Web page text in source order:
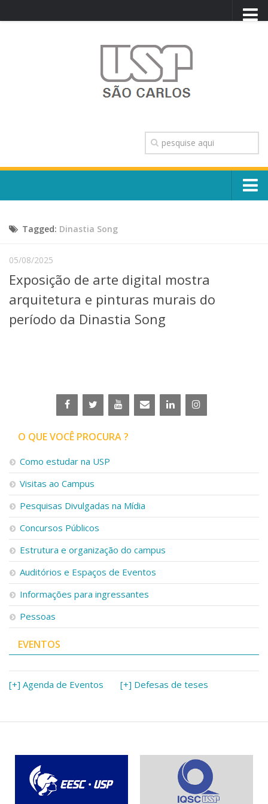
TRANSPARÊNCIA
OUVIDORIA
CONTATO
Escola, Institutos e Órgãos
Núcleos e Comissões
Telefones e Mapas
Pessoas
Ensino
Graduação
Linhas de Pesquisa
Centros, Núcleos e Projetos em Rede
Iniciação Científica
Empresas Juniores
Extensão à Comunidade
Projetos, Programas e Cursos
Artes, Cultura e Esportes
Museus e Espaços Interativos
Serviços
Bibliotecas
Apoio ao Estudante
Segurança, Trânsito e Prevenção
RH, Administrativo e Financeiro
Outros serviços
Comunicação
Assessorias e Mídias
Aplicativos e Sites
Jornal da USP
Agenda de Eventos
Tagged: Dinastia Song
05/08/2025
Exposição de arte digital mostra
arquitetura e pinturas murais do
período da Dinastia Song
O QUE VOCÊ PROCURA ?
Como estudar na USP
Visitas ao Campus
Pesquisas Divulgadas na Mídia
Concursos Públicos
Estrutura e organização do campus
Auditórios e Espaços de Eventos
Informações para ingressantes
Pessoas
EVENTOS
[+] Agenda de Eventos [+] Defesas de teses